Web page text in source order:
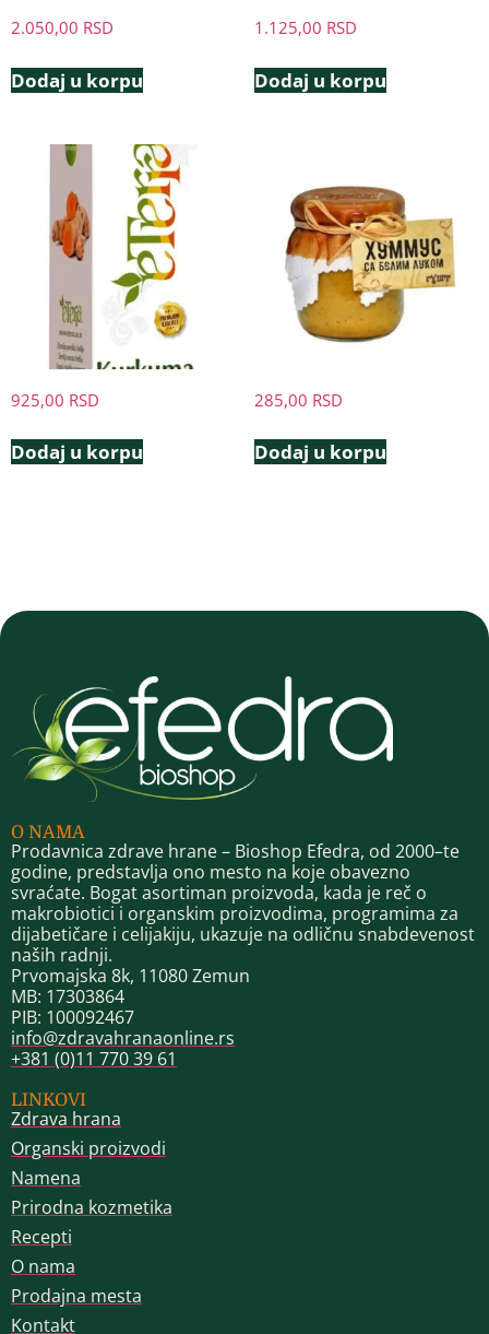
2.050,00 RSD
Dodaj u korpu
1.125,00 RSD
Dodaj u korpu
925,00 RSD
Dodaj u korpu
285,00 RSD
Dodaj u korpu
O NAMA
Prodavnica zdrave hrane – Bioshop Efedra, od 2000–te
godine, predstavlja ono mesto na koje obavezno
svraćate. Bogat asortiman proizvoda, kada je reč o
makrobiotici i organskim proizvodima, programima za
dijabetičare i celijakiju, ukazuje na odličnu snabdevenost
naših radnji.
Prvomajska 8k, 11080 Zemun
MB: 17303864
PIB: 100092467
info@zdravahranaonline.rs
+381 (0)11 770 39 61
LINKOVI
Zdrava hrana
Organski proizvodi
Namena
Prirodna kozmetika
Recepti
O nama
Prodajna mesta
Kontakt